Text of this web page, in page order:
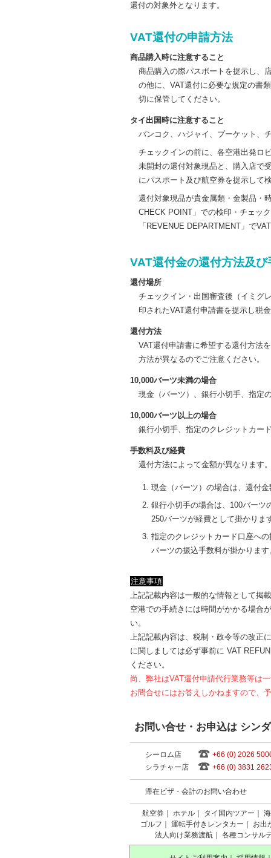
還付の対象外となります。
VAT還付の申請方法
商品購入時に注意すること
商品購入の際パスポートを提示し、
の他に、VAT還付に必要な規定の書
切に保管してください。
タイ出国時に注意すること
バンコク、ハジャイ、プーケット、
チェックインの前に、各空港出発ロ
未開封の還付対象現品と、購入店で
にパスポート及び航空券を提示して
還付対象現品が貴金属類・金製品・
CHECK POINT」での検印・チェッ
「REVENUE DEPARTMENT」で
VAT還付金の還付方法及び
還付場所
チェックイン・出国審査後（イミグ
印されたVAT還付申請書を提示し税
還付方法
VAT還付申請書に希望する還付方法
方法が異なるのでご注意ください。
10,000バーツ未満の場合
現金（バーツ）、銀行小切手、指定
10,000バーツ以上の場合
銀行小切手、指定のクレジットカー
手数料及び経費
還付方法によって金額が異なります
現金（バーツ）の場合は、還付
銀行小切手の場合は、100バーツ
250バーツが経費として掛かりま
指定のクレジットカード口座へ
バーツの振込手数料が掛かります
注意事項
上記記載内容は一般的な情報として掲
空港での手続きには時間がかかる場合
い。
上記記載内容は、税制・政令等の改正
に関しましては必ず事前に VAT
ください。
尚、弊社はVAT還付申請代行業務等は
お問合せにはお答えしかねますので、
お問い合せ・お申込は シン
シーロム店
+66 (0) 2026
シラチャー店
+66 (0) 3831
滞在ビザ・会計のお問い合わせ
航空券 ホテル タイ国内ツアー
ゴルフ
運転手付きレンタカー
お出
法人向け業務渡航
各種コンサル